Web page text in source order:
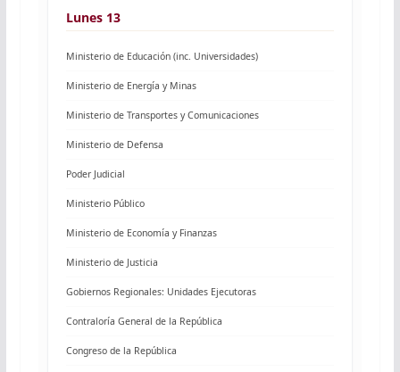
Lunes 13
Ministerio de Educación (inc. Universidades)
Ministerio de Energía y Minas
Ministerio de Transportes y Comunicaciones
Ministerio de Defensa
Poder Judicial
Ministerio Público
Ministerio de Economía y Finanzas
Ministerio de Justicia
Gobiernos Regionales: Unidades Ejecutoras
Contraloría General de la República
Congreso de la República